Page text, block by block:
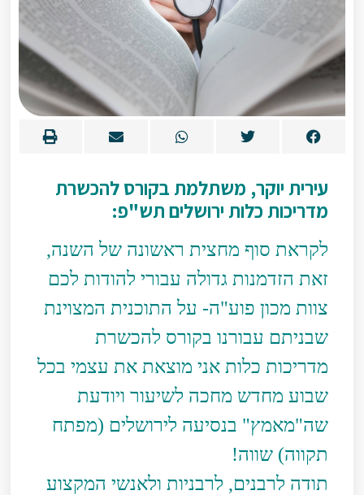
עירית יוקר, משתלמת בקורס להכשרת
מדריכות כלות ירושלים תש"פ:
לקראת סוף מחצית ראשונה של השנה,
זאת הזדמנות גדולה עבורי להודות לכם
צוות מכון פוע"ה- על התוכנית המצוינת
שבניתם עבורנו בקורס להכשרת
מדריכות כלותאני מוצאת את עצמי בכל
שבוע מחדש מחכה לשיעור ויודעת
שה"מאמץ" בנסיעה לירושלים (מפתח
תקווה) שווה!
תודה לרבנים, לרבניות ולאנשי המקצוע